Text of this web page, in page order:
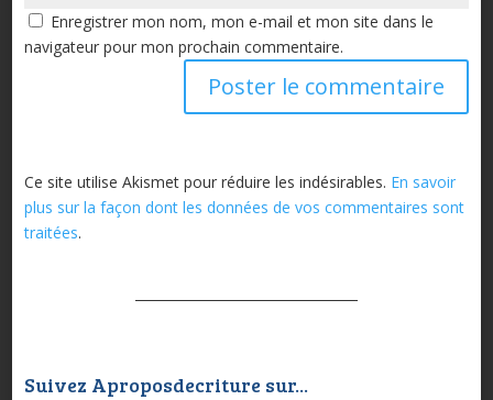
Enregistrer mon nom, mon e-mail et mon site dans le
navigateur pour mon prochain commentaire.
Ce site utilise Akismet pour réduire les indésirables. En savoir
plus sur la façon dont les données de vos commentaires sont
traitées.
Suivez Aproposdecriture sur...